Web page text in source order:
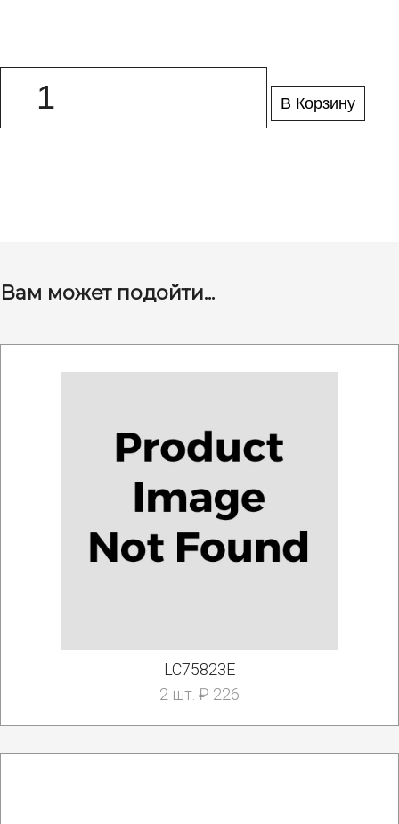
В Корзину
Вам может подойти...
LC75823E
2 шт. ₽ 226